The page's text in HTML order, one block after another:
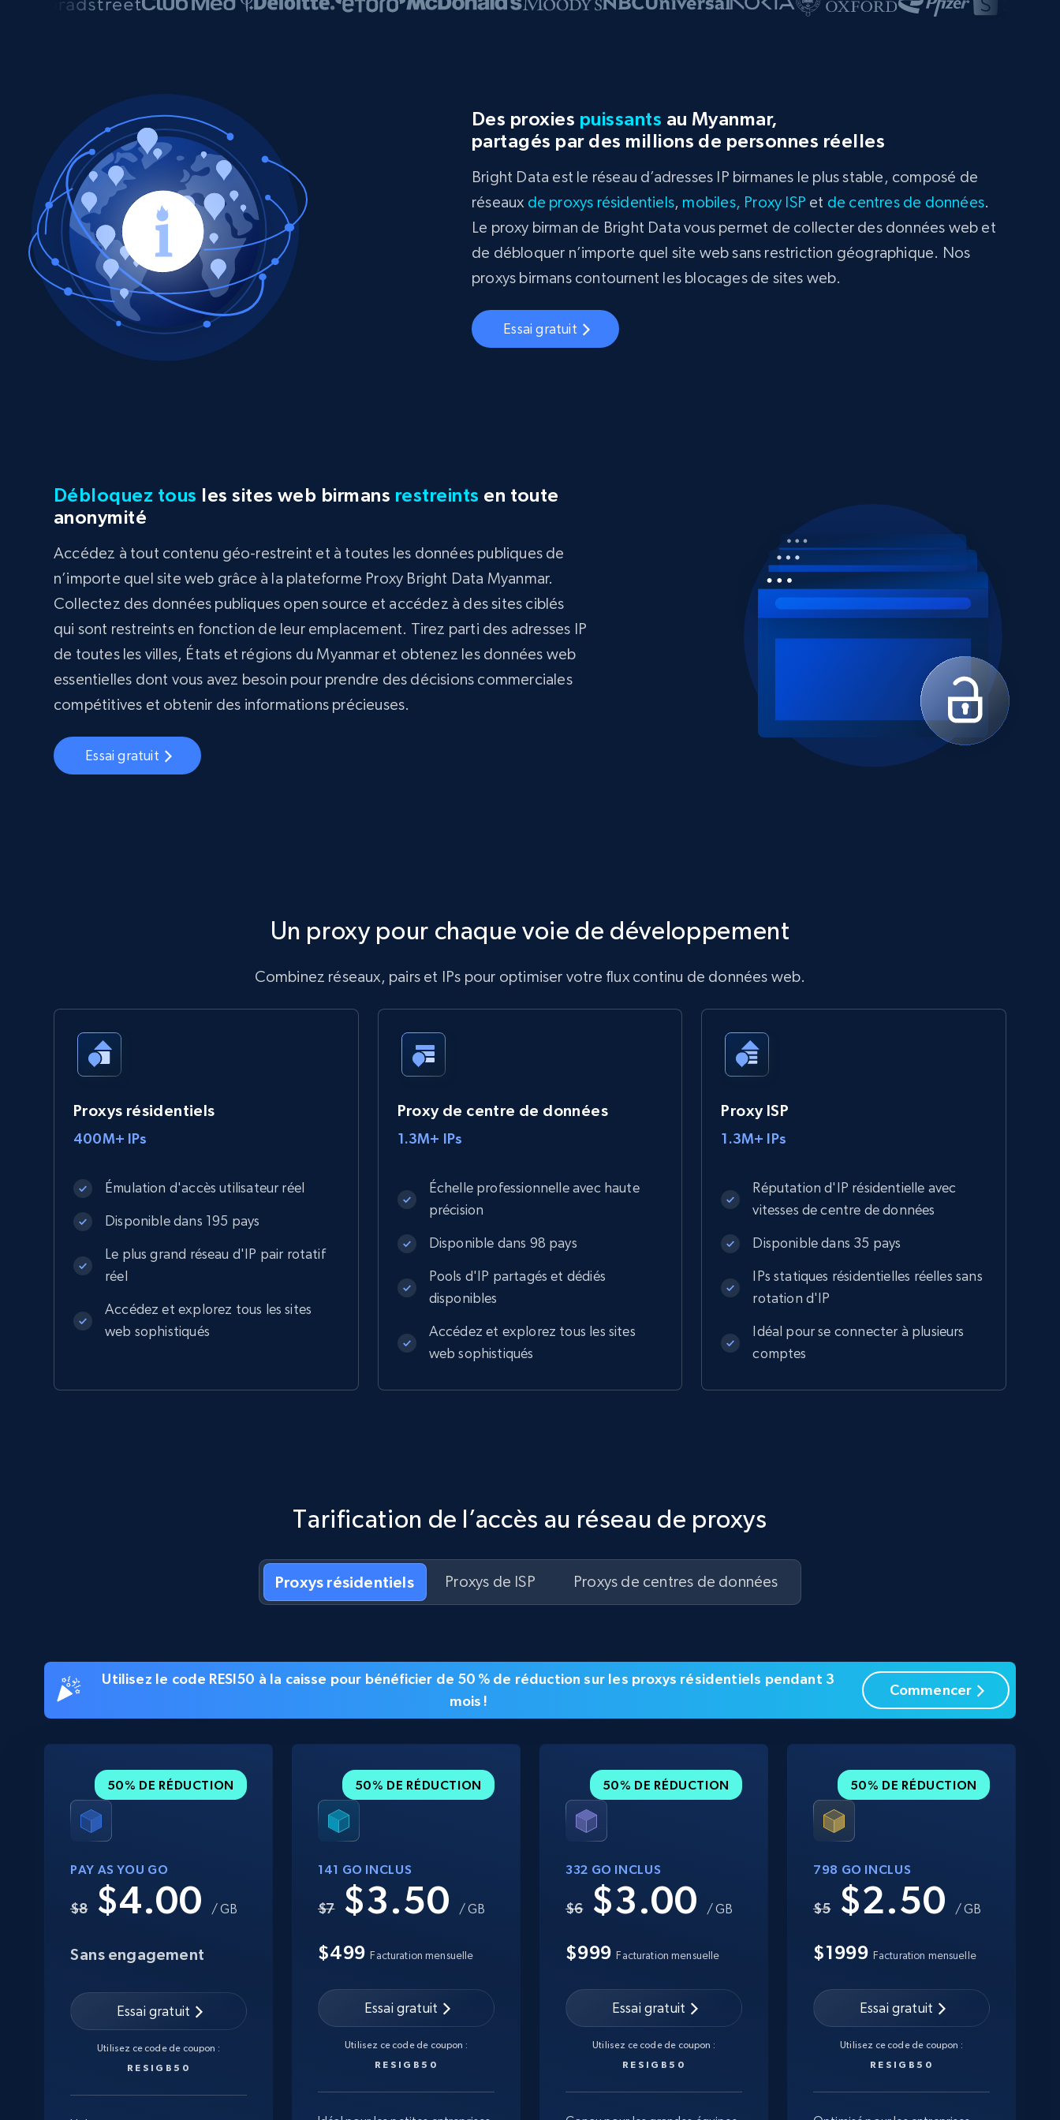
Des proxies puissants au Myanmar,
partagés par des millions de personnes réelles
Bright Data est le réseau d’adresses IP birmanes le plus stable, composé de
réseaux de proxys résidentiels, mobiles, Proxy ISP et de centres de données.
Le proxy birman de Bright Data vous permet de collecter des données web et
de débloquer n’importe quel site web sans restriction géographique. Nos
proxys birmans contournent les blocages de sites web.
Essai gratuit
Débloquez tous les sites web birmans restreints en toute
anonymité
Accédez à tout contenu géo-restreint et à toutes les données publiques de
n’importe quel site web grâce à la plateforme Proxy Bright Data Myanmar.
Collectez des données publiques open source et accédez à des sites ciblés
qui sont restreints en fonction de leur emplacement. Tirez parti des adresses IP
de toutes les villes, États et régions du Myanmar et obtenez les données web
essentielles dont vous avez besoin pour prendre des décisions commerciales
compétitives et obtenir des informations précieuses.
Essai gratuit
Un proxy pour chaque voie de développement
Combinez réseaux, pairs et IPs pour optimiser votre flux continu de données web.
Proxys résidentiels
400M+ IPs
Émulation d'accès utilisateur réel
Disponible dans 195 pays
Le plus grand réseau d'IP pair rotatif
réel
Accédez et explorez tous les sites
web sophistiqués
Proxy de centre de données
1.3M+ IPs
Échelle professionnelle avec haute
précision
Disponible dans 98 pays
Pools d'IP partagés et dédiés
disponibles
Accédez et explorez tous les sites
web sophistiqués
Proxy ISP
1.3M+ IPs
Réputation d'IP résidentielle avec
vitesses de centre de données
Disponible dans 35 pays
IPs statiques résidentielles réelles sans
rotation d'IP
Idéal pour se connecter à plusieurs
comptes
Tarification de l’accès au réseau de proxys
Proxys résidentiels Proxys de ISP Proxys de centres de données
Utilisez le code RESI50 à la caisse pour bénéficier de 50 % de réduction sur les proxys résidentiels pendant 3
mois !
Commencer
50% DE RÉDUCTION
PAY AS YOU GO
$8 $4.00 / GB
Sans engagement
Essai gratuit
Utilisez ce code de coupon :
RESIGB50
50% DE RÉDUCTION
141 GO INCLUS
$7 $3.50 / GB
$499Facturation mensuelle
Essai gratuit
Utilisez ce code de coupon :
RESIGB50
50% DE RÉDUCTION
332 GO INCLUS
$6 $3.00 / GB
$999Facturation mensuelle
Essai gratuit
Utilisez ce code de coupon :
RESIGB50
50% DE RÉDUCTION
798 GO INCLUS
$5 $2.50 / GB
$1999 Facturation mensuelle
Essai gratuit
Utilisez ce code de coupon :
RESIGB50